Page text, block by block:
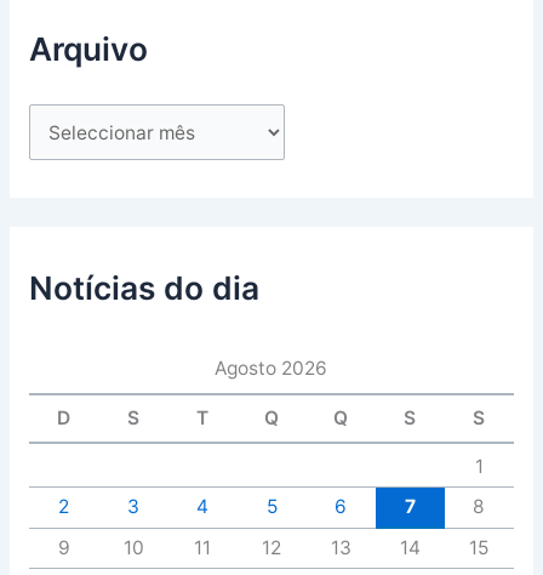
Arquivo
Notícias do dia
Agosto 2026
D S T Q Q S S
1
2
3 4 5 6 7
8
9
10 11 12 13 14
15